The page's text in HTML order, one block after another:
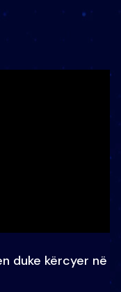
duke kërcyer në